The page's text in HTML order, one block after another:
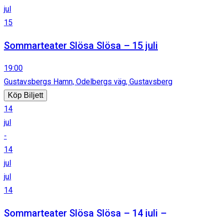
jul
15
Sommarteater Slösa Slösa – 15 juli
19:00
Gustavsbergs Hamn, Odelbergs väg, Gustavsberg
Köp Biljett
14
jul
-
14
jul
jul
14
Sommarteater Slösa Slösa – 14 juli –